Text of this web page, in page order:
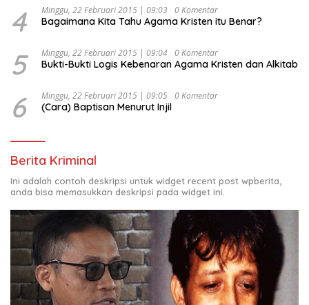
4 Minggu, 22 Februari 2015 | 09:03 0 Komentar
Bagaimana Kita Tahu Agama Kristen itu Benar?
5 Minggu, 22 Februari 2015 | 09:04 0 Komentar
Bukti-Bukti Logis Kebenaran Agama Kristen dan Alkitab
6 Minggu, 22 Februari 2015 | 09:05 0 Komentar
(Cara) Baptisan Menurut Injil
Berita Kriminal
Ini adalah contoh deskripsi untuk widget recent post wpberita,
anda bisa memasukkan deskripsi pada widget ini.